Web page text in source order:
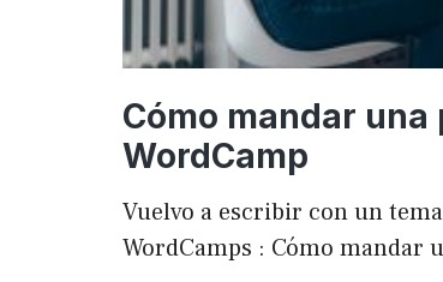
Cómo mandar una
WordCamp
Vuelvo a escribir con un
WordCamps : Cómo mandar